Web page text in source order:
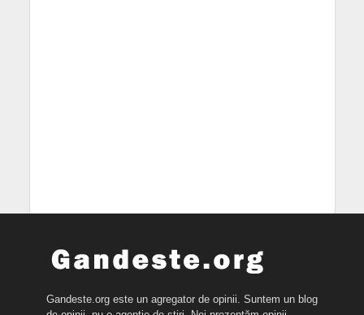
Gandeste.org este un agregator de opinii. Suntem un blog